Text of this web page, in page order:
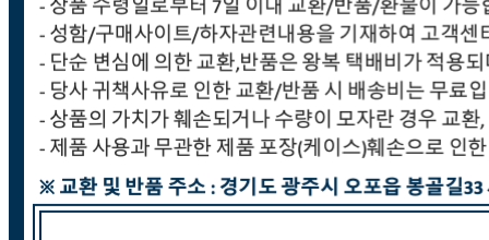
반품/교환 정보
판매자명
(주)세원종합유통
문의번호
070-4943-4979
반품/교환